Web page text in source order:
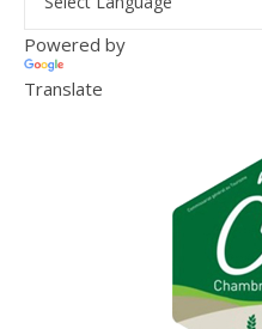
Powered by
Translate